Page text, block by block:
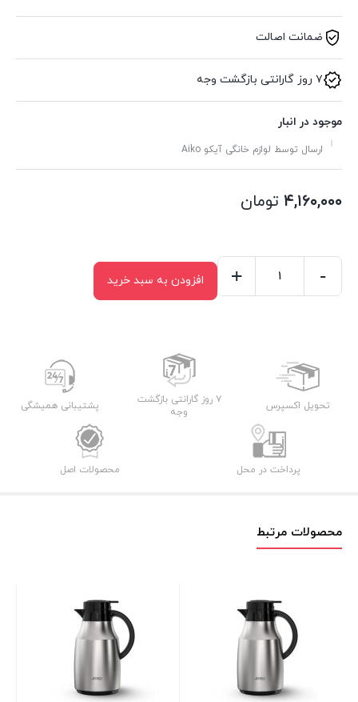
ضمانت اصالت
۷ روز گارانتی بازگشت وجه
موجود در انبار
ارسال توسط لوازم خانگی آیکو Aiko
۴,۱۶۰,۰۰۰ تومان
-
+ افزودن به سبد خرید
تحویل اکسپرس
۷ روز گارانتی بازگشت
وجه
پشتیبانی همیشگی
پرداخت در محل محصولات اصل
محصولات مرتبط